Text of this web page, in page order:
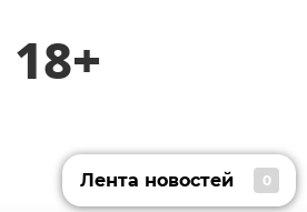
18+
Лента новостей 0